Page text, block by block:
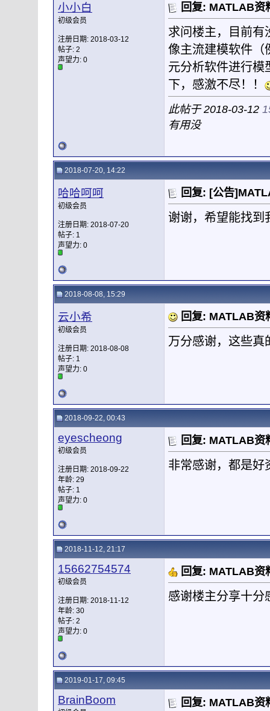
小小白
初级会员
注册日期: 2018-03-12
帖子: 2
声望力: 0
回复: MATLAB资
求问楼主，目前有
像主流建模软件（
元分析软件进行模
下，感激不尽！！
此帖于 2018-03-12
有用没
2018-07-20, 14:22
哈哈呵呵
初级会员
注册日期: 2018-07-20
帖子: 1
声望力: 0
回复: [公告
谢谢，希望能找到
2018-08-08, 15:29
云小希
初级会员
注册日期: 2018-08-08
帖子: 1
声望力: 0
回复: MATLAB资
万分感谢，这些真
2018-09-22, 00:43
eyescheong
初级会员
注册日期: 2018-09-22
年龄: 29
帖子: 1
声望力: 0
回复: MATLAB资
非常感谢，都是好
2018-11-12, 21:17
15662754574
初级会员
注册日期: 2018-11-12
年龄: 30
帖子: 2
声望力: 0
回复: MATLAB资
感谢楼主分享十分
2019-01-17, 09:45
BrainBoom 回复: MATLAB资